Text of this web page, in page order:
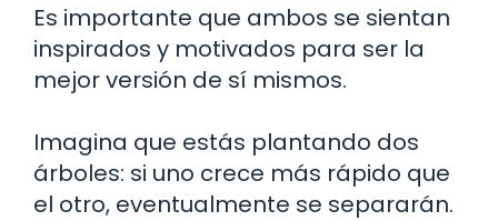
Es importante que ambos se sientan
inspirados y motivados para ser la
mejor versión de sí mismos.
Imagina que estás plantando dos
árboles: si uno crece más rápido que
el otro, eventualmente se separarán.